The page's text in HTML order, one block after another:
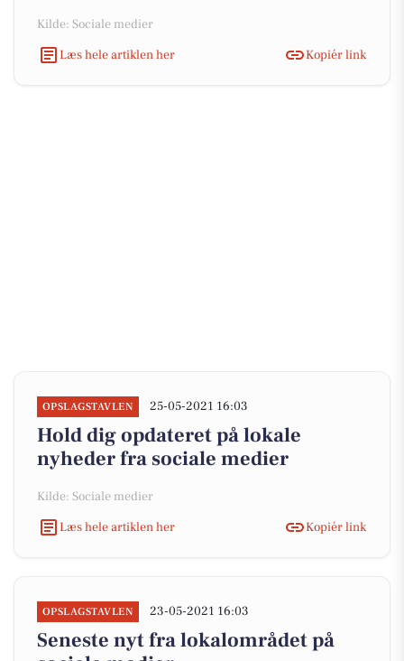
Kilde: Sociale medier
Læs hele artiklen her
Kopiér link
OPSLAGSTAVLEN 25-05-2021 16:03
Hold dig opdateret på lokale
nyheder fra sociale medier
Kilde: Sociale medier
Læs hele artiklen her
Kopiér link
OPSLAGSTAVLEN 23-05-2021 16:03
Seneste nyt fra lokalområdet på